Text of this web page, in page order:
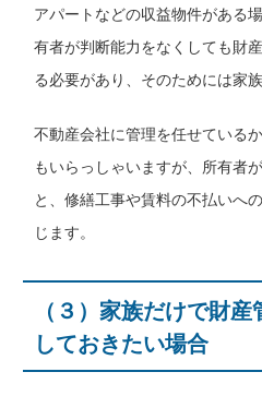
アパートなどの収益物件がある
有者が判断能力をなくしても財
る必要があり、そのためには家
不動産会社に管理を任せている
もいらっしゃいますが、所有者
と、修繕工事や賃料の不払いへ
じます。
（３）家族だけで財
しておきたい場合